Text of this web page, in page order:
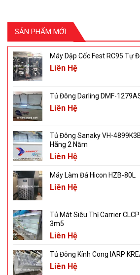
SẢN PHẨM MỚI
Máy Dập Cốc Fest RC95 Tự
Liên Hệ
Tủ Đông Darling DMF-
Liên Hệ
Tủ Đông Sanaky VH-
Hãng 2 Năm
Liên Hệ
Máy Làm Đá Hicon HZB-80L
Liên Hệ
Tủ Mát Siêu Thị Carrier
3m5
Liên Hệ
Tủ Đông Kính Cong IARP
Liên Hệ